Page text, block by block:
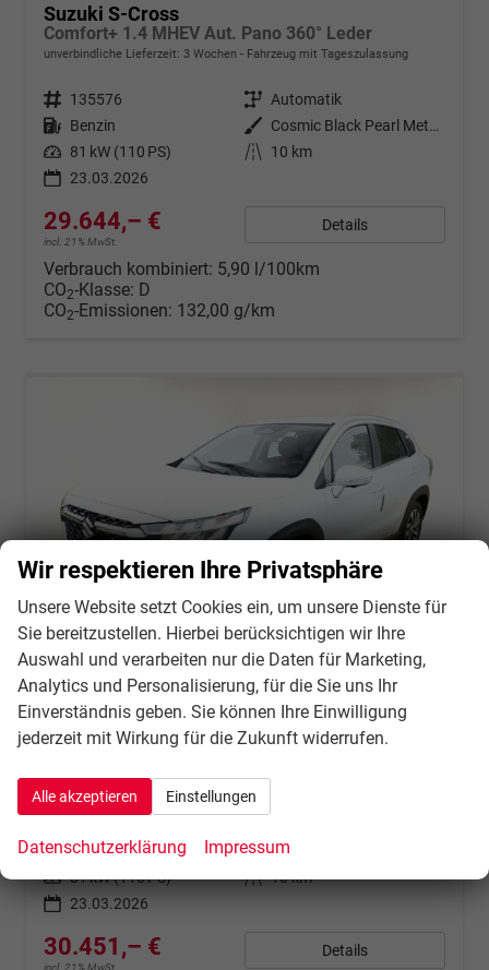
Suzuki S-Cross
Comfort+ 1.4 MHEV Aut. Pano 360° Leder
unverbindliche Lieferzeit: 3 Wochen Fahrzeug mit Tageszulassung
Fahrzeugnr. 135576 Getriebe Automatik
Kraftstoff Benzin Außenfarbe
Cosmic Black Pearl Metallic
Leistung 81 kW (110 PS) Kilometerstand
10 km
23.03.2026
29.644,– €
incl. 21% MwSt.
Details
Verbrauch kombiniert: 5,90 l/100km
CO2-Klasse: D
CO2-Emissionen: 132,00 g/km
Suzuki S-Cross
unverbindliche Lieferzeit:3 Wochen Fahrzeug mit Tageszulassung
Kraftstoff Benzin Außenfarbe Cool White Pearl Metallic
Leistung 81 kW (110 PS) Kilometerstand 10 km
23.03.2026
30.451,– €
incl. 21% MwSt.
Details
Wir respektieren Ihre Privatsphäre
Unsere Website setzt Cookies ein, um unsere Dienste für
Sie bereitzustellen. Hierbei berücksichtigen wir Ihre
Auswahl und verarbeiten nur die Daten für Marketing,
Analytics und Personalisierung, für die Sie uns Ihr
Einverständnis geben. Sie können Ihre Einwilligung
jederzeit mit Wirkung für die Zukunft widerrufen.
Alle akzeptieren Einstellungen
Datenschutzerklärung Impressum